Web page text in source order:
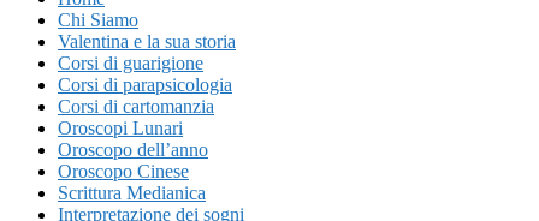
Chi Siamo
Valentina e la sua storia
Corsi di guarigione
Corsi di parapsicologia
Corsi di cartomanzia
Oroscopi Lunari
Oroscopo dell’anno
Oroscopo Cinese
Scrittura Medianica
Interpretazione dei sogni